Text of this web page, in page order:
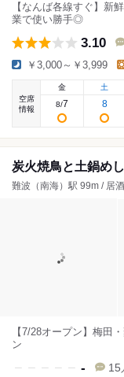
【なんば各線すぐ】新
業で使い勝手◎
3.10
￥3,000～￥3,999
空席
情報
金
8/7
土
8
炭火焼鳥と土鍋め
難波（南海）駅 99m / 居
【7/28オープン】梅田
ン
- 15